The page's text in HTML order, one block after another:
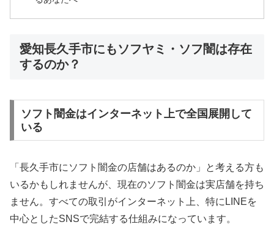
愛知長久手市にもソフヤミ・ソフ闇は存在
するのか？
ソフト闇金はインターネット上で全国展開して
いる
「長久手市にソフト闇金の店舗はあるのか」と考える方も
いるかもしれませんが、現在のソフト闇金は実店舗を持ち
ません。すべての取引がインターネット上、特にLINEを
中心としたSNSで完結する仕組みになっています。